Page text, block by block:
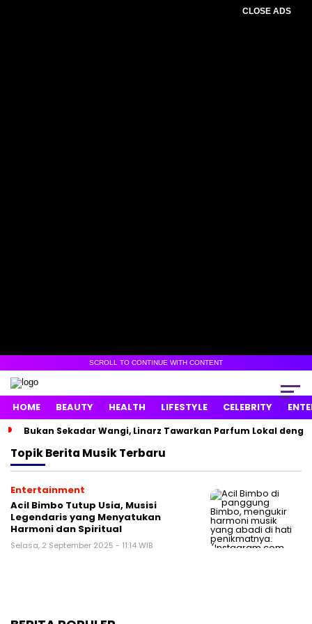
CLOSE ADS
SCROLL TO CONTINUE WITH CONTENT
HOME BEAUTY HEALTH LIFESTYLE CELEBRITY
Bukan Sekadar Wangi, Linarz Tawarkan Parfum Lokal
TopikBerita Musik Terbaru
Entertainment
Acil Bimbo Tutup Usia, Musisi
Legendaris yang Menyatukan
Harmoni dan Spiritual
Selasa, 2 September 2025 - 11:14 WIB